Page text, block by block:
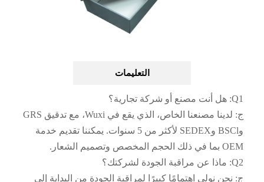
التعليمات
Q1: هل أنت مصنع أو شركة تجارية؟
ج: لدينا مصنعنا الخاص، الذي يقع في Wuxi، مع تدقيق GRS
وBSCl وSEDEX لأكثر من 5 سنوات. يمكننا تقديم خدمة
OEM بما في ذلك الحجم المخصص وتصميم الشعار.
Q2: ماذا عن مراقبة الجودة لشركتك؟
ج: نحن نولي اهتمامًا كبيرًا لمراقبة الجودة من البداية إلى